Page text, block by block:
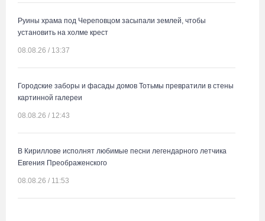
Руины храма под Череповцом засыпали землей, чтобы
установить на холме крест
08.08.26 / 13:37
Городские заборы и фасады домов Тотьмы превратили в стены
картинной галереи
08.08.26 / 12:43
В Кириллове исполнят любимые песни легендарного летчика
Евгения Преображенского
08.08.26 / 11:53